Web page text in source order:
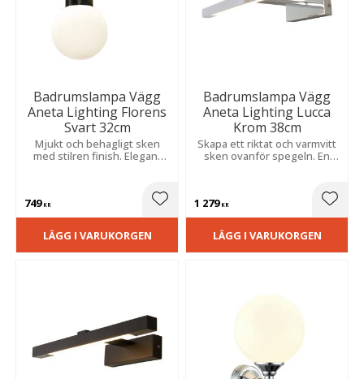
Badrumslampa Vägg
Aneta Lighting Florens
Svart 32cm
Mjukt och behagligt sken
med stilren finish. Elegant
749KR Lägg till i favoriter
LÄGG I VARUKORGEN
Badrumslampa Vägg
Aneta Lighting Lucca
Krom 38cm
Skapa ett riktat och varmvitt
sken ovanför spegeln. En
fuktsäkerhet med effektiv
och jämn belysning.
1 279KR
LÄGG I VARUKORGEN